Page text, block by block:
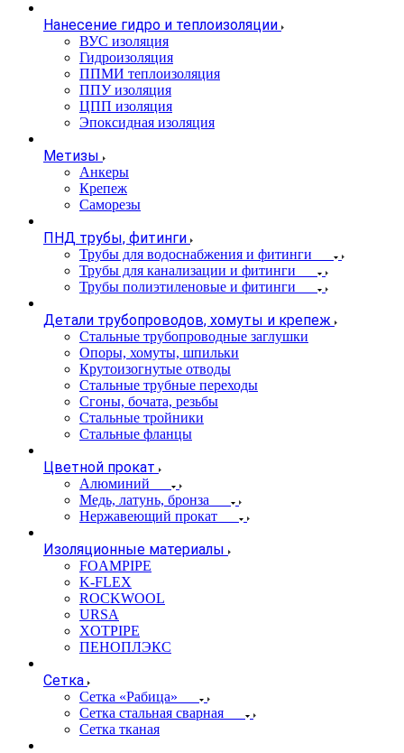
Нанесение гидро и теплоизоляции
ВУС изоляция
Гидроизоляция
ППМИ теплоизоляция
ППУ изоляция
ЦПП изоляция
Эпоксидная изоляция
Метизы
Анкеры
Крепеж
Саморезы
ПНД трубы, фитинги
Трубы для водоснабжения и фитинги
Трубы для канализации и фитинги
Трубы полиэтиленовые и фитинги
Детали трубопроводов, хомуты и крепеж
Стальные трубопроводные заглушки
Опоры, хомуты, шпильки
Крутоизогнутые отводы
Стальные трубные переходы
Сгоны, бочата, резьбы
Стальные тройники
Стальные фланцы
Цветной прокат
Алюминий
Медь, латунь, бронза
Нержавеющий прокат
Изоляционные материалы
FOAMPIPE
K-FLEX
ROCKWOOL
URSA
XOTPIPE
ПЕНОПЛЭКС
Сетка
Сетка «Рабица»
Сетка стальная сварная
Сетка тканая